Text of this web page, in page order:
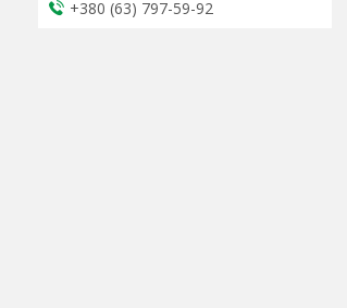
+380 (63) 797-59-92